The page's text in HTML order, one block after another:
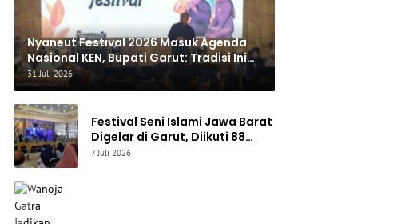
Nyaneut Festival 2026 Masuk Agenda
Nasional KEN, Bupati Garut: Tradisi Ini
Harus Jadi Kebanggaan Daerah
31 Juli 2026
Festival Seni Islami Jawa Barat
Digelar di Garut, Diikuti 88
Peserta untuk Lestarikan Seni
7 Juli 2026